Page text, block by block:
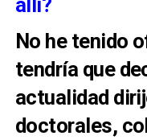
No he tenido
tendría que
actualidad
doctorales,